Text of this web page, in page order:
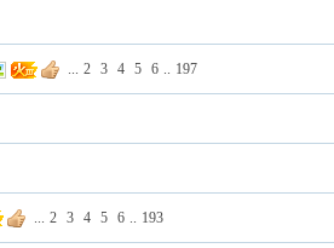
... 2 3 4 5 6 .. 197
... 2 3 4 5 6 .. 193